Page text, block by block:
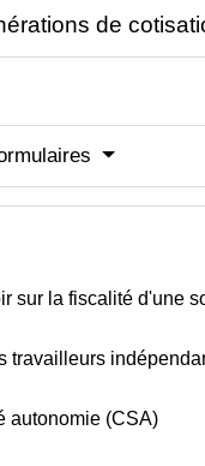
de
sur la fiscalité d'une
travailleurs
autonomie (CSA)